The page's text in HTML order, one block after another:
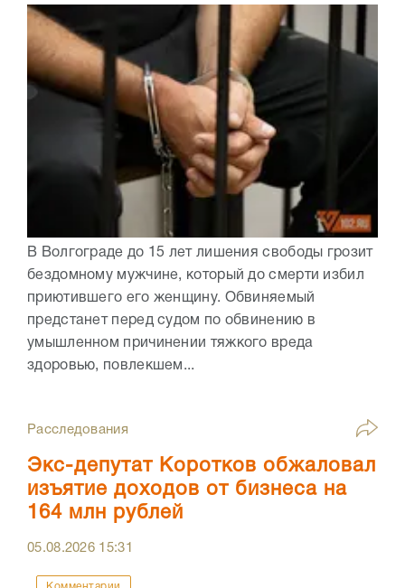
В Волгограде до 15 лет лишения свободы грозит
бездомному мужчине, который до смерти избил
приютившего его женщину. Обвиняемый
предстанет перед судом по обвинению в
умышленном причинении тяжкого вреда
здоровью, повлекшем...
Расследования
Экс-депутат Коротков обжаловал
изъятие доходов от бизнеса на
164 млн рублей
05.08.2026 15:31